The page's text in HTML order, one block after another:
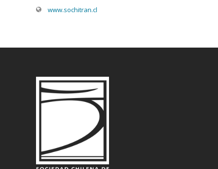
www.sochitran.cl